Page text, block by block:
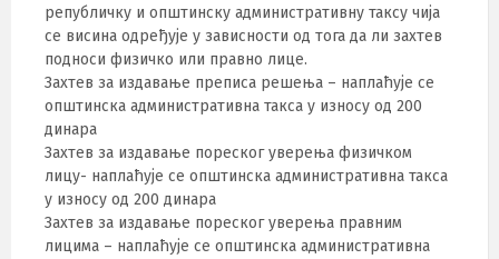
републичку и општинску административну таксу чија
се висина одређује у зависности од тога да ли захтев
подноси физичко или правно лице.
Захтев за издавање преписа решења – наплаћује се
општинска административна такса у износу од 200
динара
Захтев за издавање пореског уверења физичком
лицу- наплаћује се општинска административна такса
у износу од 200 динара
Захтев за издавање пореског уверења правним
лицима – наплаћује се општинска административна